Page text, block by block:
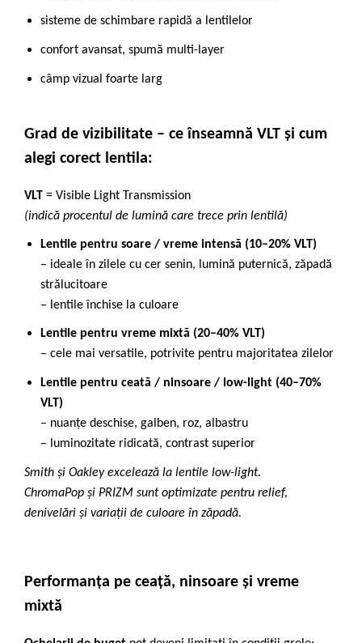
sisteme de schimbare rapidă a lentilelor
confort avansat, spumă multi-layer
câmp vizual foarte larg
Grad de vizibilitate – ce înseamnă VLT și cum
alegi corect lentila:
VLT = Visible Light Transmission
(indică procentul de lumină care trece prin lentilă)
Lentile pentru soare / vreme intensă (10–20% VLT)
– ideale în zilele cu cer senin, lumină puternică, zăpadă
strălucitoare
– lentile închise la culoare
Lentile pentru vreme mixtă (20–40% VLT)
– cele mai versatile, potrivite pentru majoritatea zilelor
Lentile pentru ceată / ninsoare / low-light (40–70%
VLT)
– nuanțe deschise, galben, roz, albastru
– luminozitate ridicată, contrast superior
Smith și Oakley excelează la lentile low-light.
ChromaPop și PRIZM sunt optimizate pentru relief,
denivelări și variații de culoare în zăpadă.
Performanța pe ceață, ninsoare și vreme
mixtă